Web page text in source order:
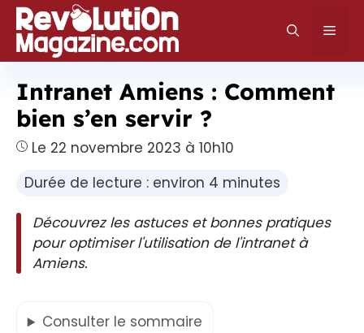
Aller
au
contenu
Intranet Amiens : Comment
bien s’en servir ?
Le 22 novembre 2023 à 10h10
Durée de lecture : environ 4 minutes
Découvrez les astuces et bonnes pratiques
pour optimiser l'utilisation de l'intranet à
Amiens.
Consulter le sommaire